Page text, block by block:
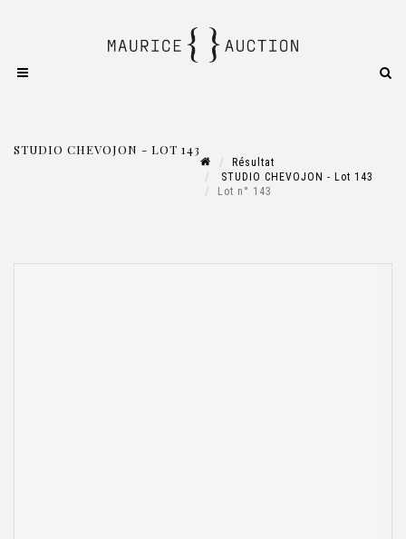
STUDIO CHEVOJON - LOT 143
Résultat
STUDIO CHEVOJON - Lot 143
Lot n° 143